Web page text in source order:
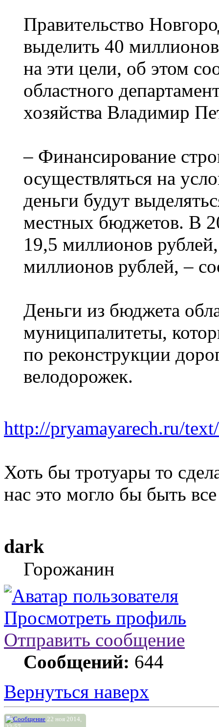
Правительство
выделить 40
на эти цели, об этом
областного
хозяйства Владимир
– Финансирование
осуществляться на
деньги будут
местных бюджетов. В
19,5 миллионов
миллионов рублей, –
Деньги из бюджета
муниципалитеты,
по реконструкции
велодорожек.
http://pryamayarech.ru/
Хоть бы тротуары то
нас это могло бы быть
dark
Горожанин
Просмотреть профиль
Отправить сообщение
Сообщений: 644
Вернуться наверх
22 ноя 2014,